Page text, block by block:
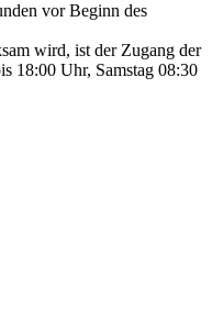
vor Beginn des
wird, ist der Zugang der
18:00 Uhr, Samstag 08:30